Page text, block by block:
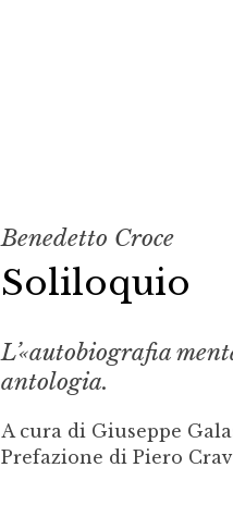
Benedetto Croce
Soliloquio
L’«autobiografia
antologia.
A cura di Giuseppe
Prefazione di Piero